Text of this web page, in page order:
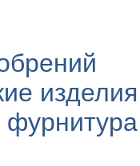
изделия
фурнитура